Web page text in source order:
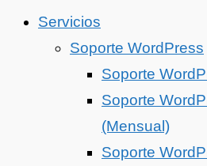
Servicios
Soporte WordPress
Soporte
Soporte
(Mensual)
Soporte